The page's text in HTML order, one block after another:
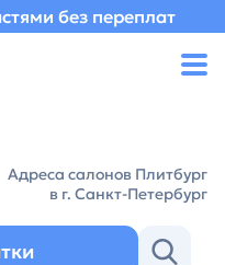
без переплат
Адреса салонов Плитбург
в г. Санкт-Петербург